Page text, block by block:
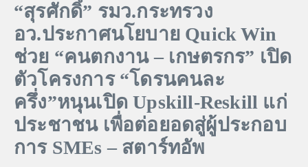
“สุรศักดิ์” รมว.กระทรวง
อว.ประกาศนโยบาย Quick Win
ช่วย “คนตกงาน – เกษตรกร” เปิด
ตัวโครงการ “โดรนคนละ
ครึ่ง”หนุนเปิด Upskill-Reskill แก่
ประชาชน เพื่อต่อยอดสู่ผู้ประกอบ
การ SMEs – สตาร์ทอัพ